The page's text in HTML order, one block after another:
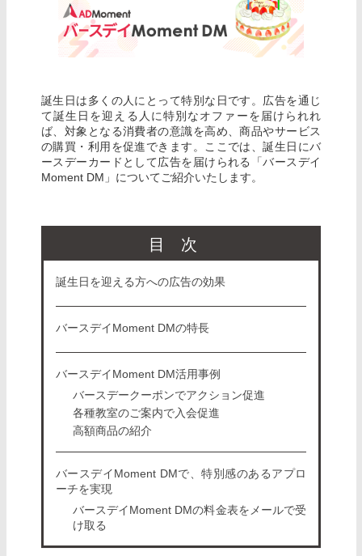
誕生日は多くの人にとって特別な日です。広告を通じ
て誕生日を迎える人に特別なオファーを届けられれ
ば、対象となる消費者の意識を高め、商品やサービス
の購買・利用を促進できます。ここでは、誕生日にバ
ースデーカードとして広告を届けられる「バースデイ
Moment DM」についてご紹介いたします。
目次
誕生日を迎える方への広告の効果
バースデイMoment DMの特長
バースデイMoment DM活用事例
バースデークーポンでアクション促進
各種教室のご案内で入会促進
高額商品の紹介
バースデイMoment DMで、特別感のあるアプロ
ーチを実現
バースデイMoment DMの料金表をメールで受
け取る